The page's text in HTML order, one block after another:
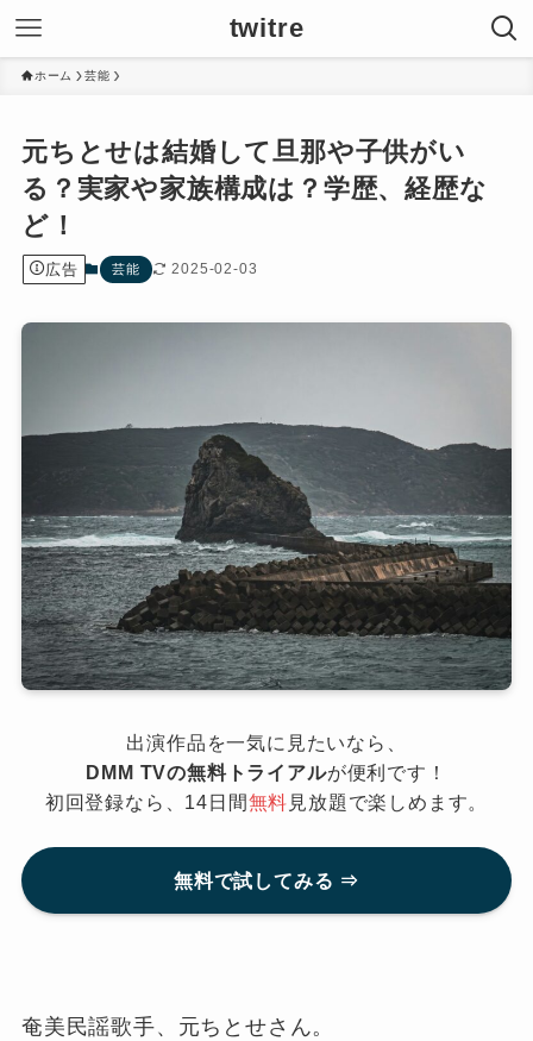
twitre
ホーム 芸能
元ちとせは結婚して旦那や子供がい
る？実家や家族構成は？学歴、経歴な
ど！
広告 芸能 2025-02-03
出演作品を一気に見たいなら、
DMM TVの無料トライアルが便利です！
初回登録なら、14日間無料 見放題で楽しめます。
無料で試してみる ⇒
奄美民謡歌手、元ちとせさん。